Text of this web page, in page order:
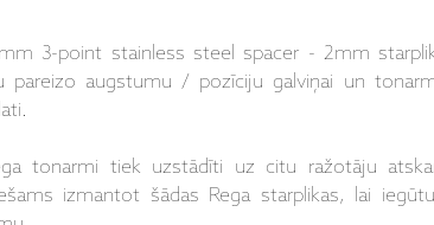
3-point stainless steel spacer - 2mm
pareizo augstumu / pozīciju galviņai un
tonarmi tiek uzstādīti uz citu ražotāju
izmantot šādas Rega starplikas, lai